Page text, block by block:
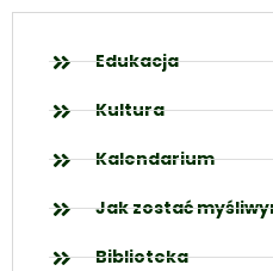
Edukacja
Kultura
Kalendarium
Jak zostać
Biblioteka